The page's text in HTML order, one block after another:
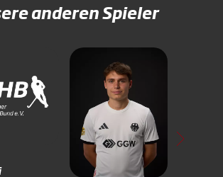
anderen Spieler